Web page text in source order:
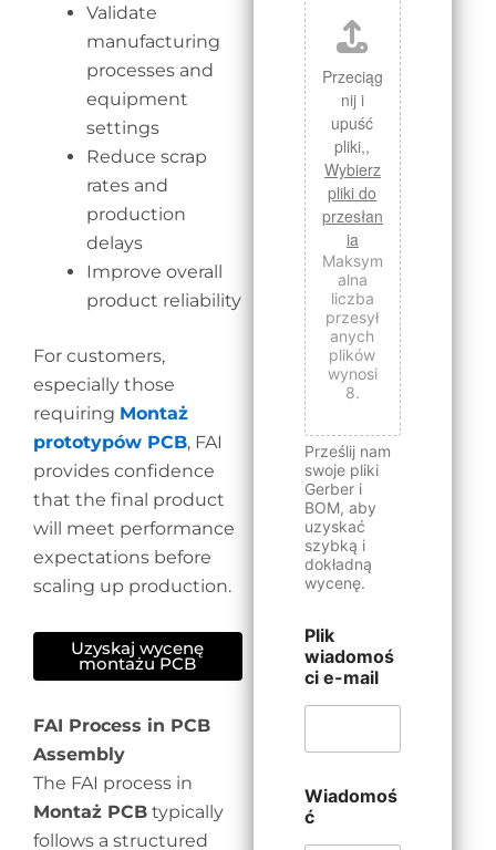
Validate
manufacturing
processes and
equipment
settings
Reduce scrap
rates and
production
delays
Improve overall
product reliability
For customers,
especially those
requiring Montaż
prototypów PCB, FAI
provides confidence
that the final product
will meet performance
expectations before
scaling up production.
Uzyskaj wycenę
montażu PCB
FAI Process in PCB
Assembly
The FAI process in
Montaż PCB typically
follows a structured
Przeciąg
nij i
upuść
pliki,,
Wybierz
pliki do
przesłan
ia
Maksym
alna
liczba
przesył
anych
plików
wynosi
8.
Prześlij nam
swoje pliki
Gerber i
BOM, aby
uzyskać
szybką i
dokładną
wycenę.
Plik
wiadomoś
ci e-mail
Wiadomoś
ć